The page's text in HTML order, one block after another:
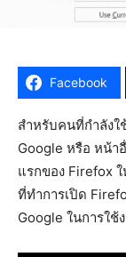
Facebook
สำหรับคนที่กำลังใ
Google หรือ หน้า
แรกของ Firefox
ที่ทำการเปิด
Google ในการใช้